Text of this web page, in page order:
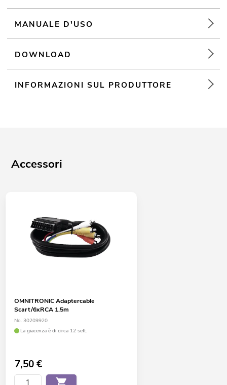
MANUALE D'USO
DOWNLOAD
INFORMAZIONI SUL PRODUTTORE
Accessori
OMNITRONIC Adaptercable
Scart/6xRCA 1.5m
No. 30209920
La giacenza è di circa 12 sett.
7,50€